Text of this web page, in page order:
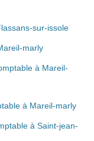
sur-issole
marly
à Mareil-
à Mareil-marly
à Saint-jean-